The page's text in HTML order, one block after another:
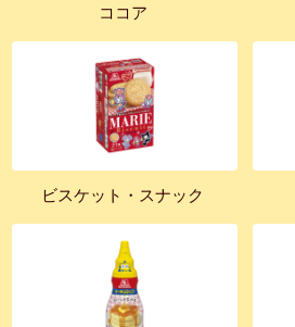
ココア
ビスケット・スナック